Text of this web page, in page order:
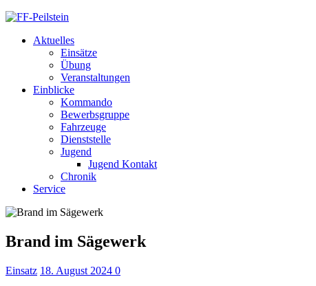
Aktuelles
Einsätze
Übung
Veranstaltungen
Einblicke
Kommando
Bewerbsgruppe
Fahrzeuge
Dienststelle
Jugend
Jugend Kontakt
Chronik
Service
Brand im Sägewerk
Einsatz 18. August 2024 0